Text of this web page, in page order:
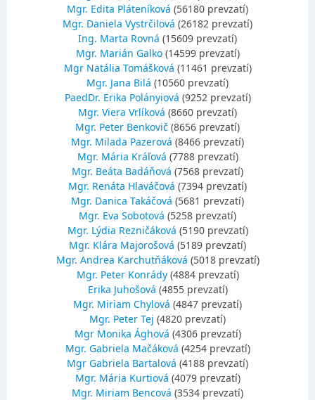
Mgr. Edita Pláteníková (56180 prevzatí)
Mgr. Daniela Vystrčilová (26182 prevzatí)
Ing. Marta Rovná (15609 prevzatí)
Mgr. Marián Galko(14599 prevzatí)
Mgr Natália Tomášková (11461 prevzatí)
Mgr. Jana Bilá (10560 prevzatí)
PaedDr. Erika Polányiová (9252 prevzatí)
Mgr. Viera Vrlíková (8660 prevzatí)
Mgr. Peter Benkovič (8656 prevzatí)
Mgr. Milada Pazerová (8466 prevzatí)
Mgr. Mária Kráľová (7788 prevzatí)
Mgr. Beáta Badáňová (7568 prevzatí)
Mgr. Renáta Hlaváčová (7394 prevzatí)
Mgr. Danica Takáčová (5681 prevzatí)
Mgr. Eva Sobotová (5258 prevzatí)
Mgr. Lýdia Rezničáková (5190 prevzatí)
Mgr. Klára Majorošová (5189 prevzatí)
Mgr. Andrea Karchutňáková (5018 prevzatí)
Mgr. Peter Konrády(4884 prevzatí)
Erika Juhošová (4855 prevzatí)
Mgr. Miriam Chylová (4847 prevzatí)
Mgr. Peter Tej (4820 prevzatí)
Mgr Monika Ághová (4306 prevzatí)
Mgr. Gabriela Mačáková (4254 prevzatí)
Mgr Gabriela Bartalová (4188 prevzatí)
Mgr. Mária Kurtiová (4079 prevzatí)
Mgr. Miriam Bencová (3534 prevzatí)